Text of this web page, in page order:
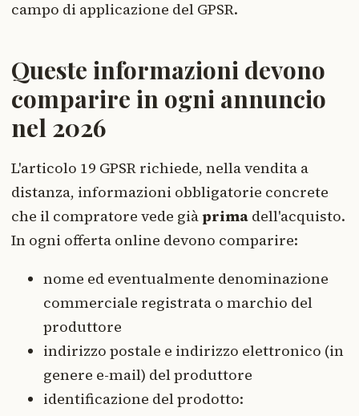
campo di applicazione del GPSR.
Queste informazioni devono
comparire in ogni annuncio
nel 2026
L'articolo 19 GPSR richiede, nella vendita a
distanza, informazioni obbligatorie concrete
che il compratore vede giàprima dell'acquisto.
In ogni offerta online devono comparire:
nome ed eventualmente denominazione
commerciale registrata o marchio del
produttore
indirizzo postale e indirizzo elettronico (in
genere e-mail) del produttore
identificazione del prodotto: